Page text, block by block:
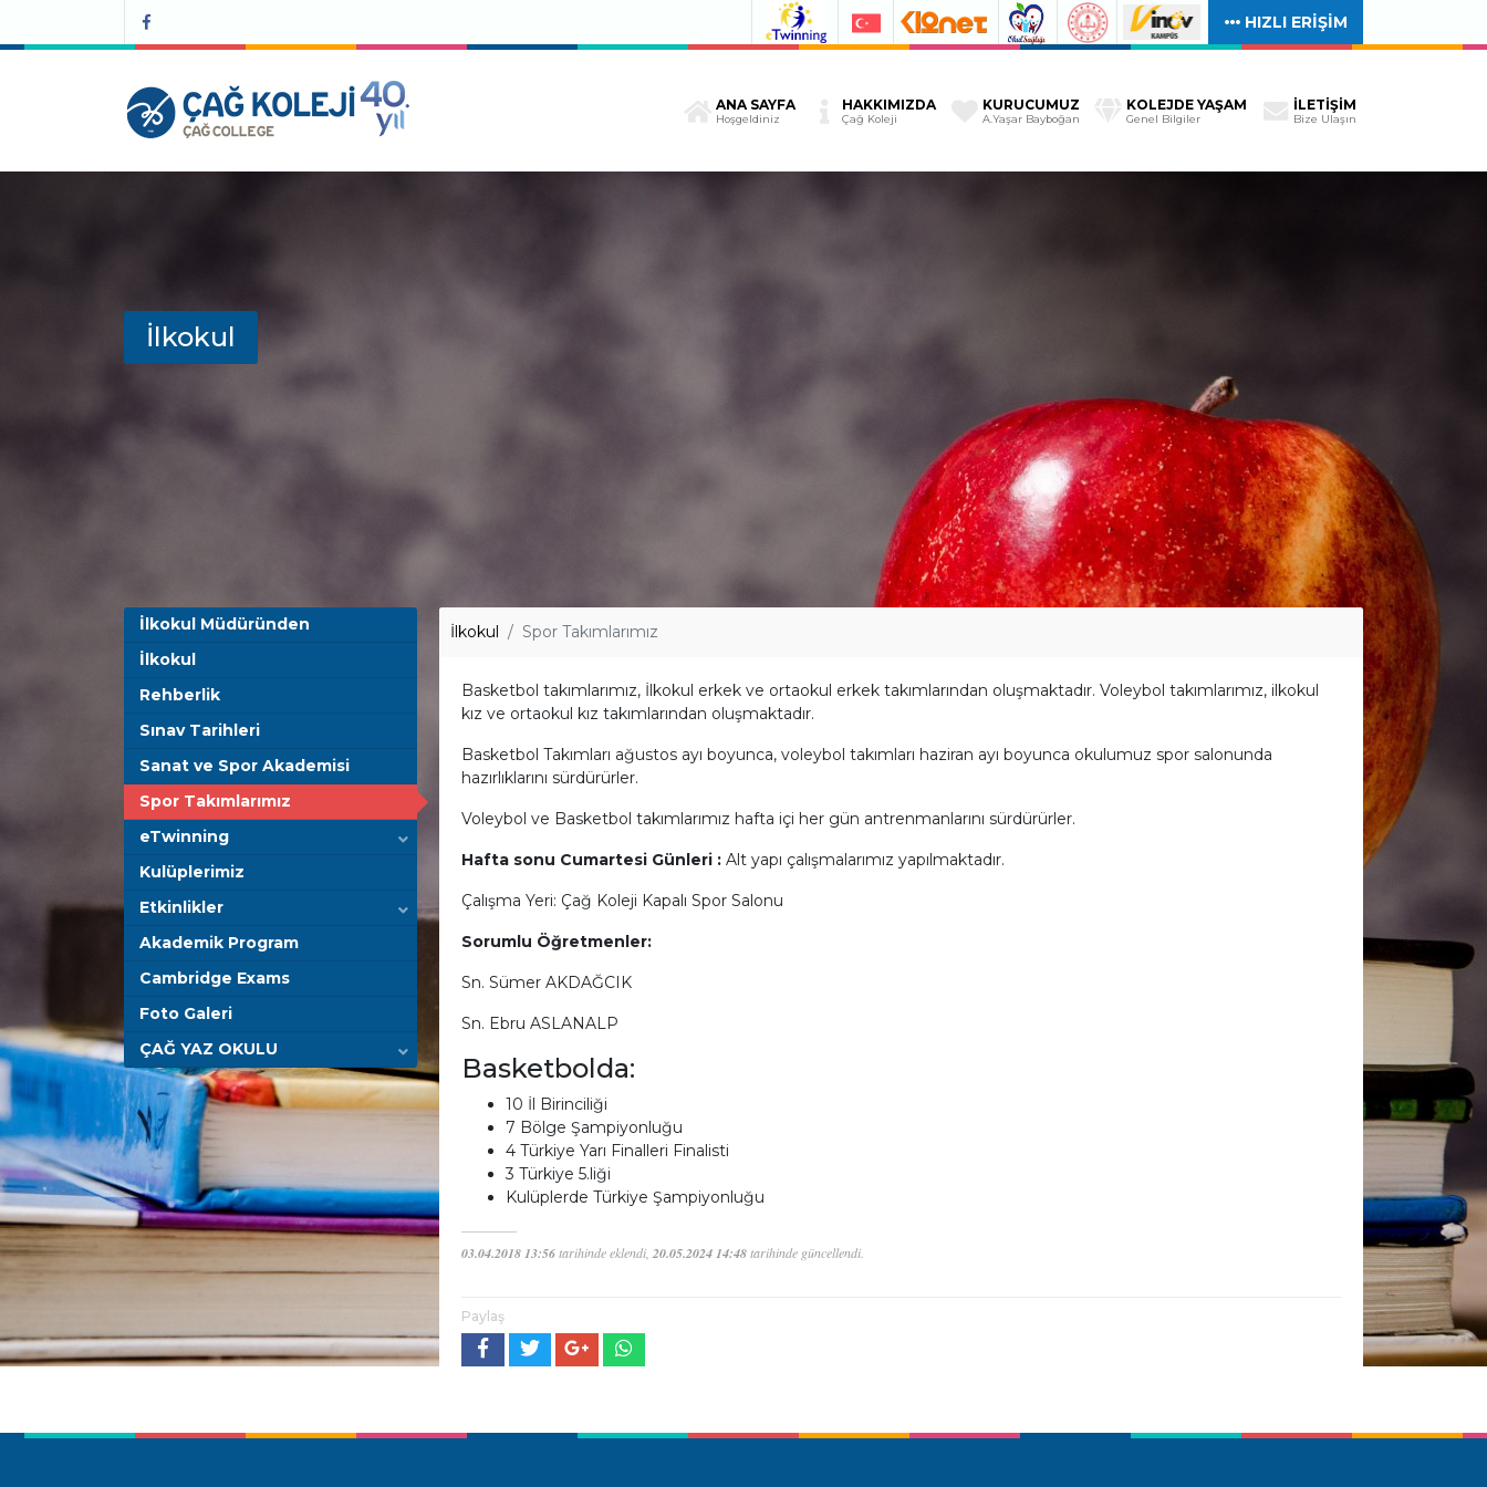
HIZLI ERİŞİM
ANA SAYFA
Hoşgeldiniz
HAKKIMIZDA
Çağ Koleji
KURUCUMUZ
A.Yaşar Bayboğan
KOLEJDE YAŞAM
Genel Bilgiler
İLETİŞİM
Bize Ulaşın
İlkokul
İlkokul Müdüründen
İlkokul
Rehberlik
Sınav Tarihleri
Sanat ve Spor Akademisi
Spor Takımlarımız
eTwinning
Kulüplerimiz
Etkinlikler
Akademik Program
Cambridge Exams
Foto Galeri
ÇAĞ YAZ OKULU
İlkokul Spor Takımlarımız
Basketbol takımlarımız, İlkokul erkek ve ortaokul erkek takımlarından oluşmaktadır. Voleybol takımlarımız, ilkokul
kız ve ortaokul kız takımlarından oluşmaktadır.
Basketbol Takımları ağustos ayı boyunca, voleybol takımları haziran ayı boyunca okulumuz spor salonunda
hazırlıklarını sürdürürler.
Voleybol ve Basketbol takımlarımız hafta içi her gün antrenmanlarını sürdürürler.
Hafta sonu Cumartesi Günleri : Alt yapı çalışmalarımız yapılmaktadır.
Çalışma Yeri: Çağ Koleji Kapalı Spor Salonu
Sorumlu Öğretmenler:
Sn. Sümer AKDAĞCIK
Sn. Ebru ASLANALP
Basketbolda:
10 İl Birinciliği
7 Bölge Şampiyonluğu
4 Türkiye Yarı Finalleri Finalisti
3 Türkiye 5.liği
Kulüplerde Türkiye Şampiyonluğu
03.04.2018 13:56tarihinde eklendi, 20.05.2024 14:48tarihinde güncellendi.
Paylaş